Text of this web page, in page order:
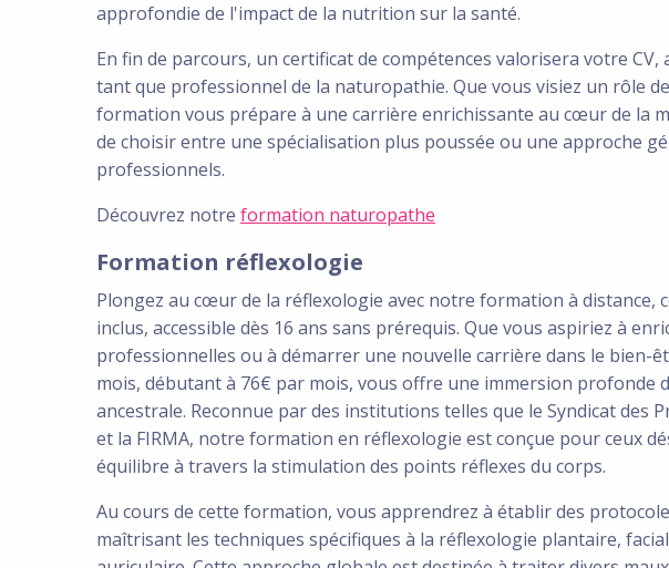
approfondie de l'impact de la nutrition sur la santé.
En fin de parcours, un certificat de compétences valorisera votre
tant que professionnel de la naturopathie. Que vous visiez un rôle
formation vous prépare à une carrière enrichissante au cœur de la
de choisir entre une spécialisation plus poussée ou une approche
professionnels.
Découvrez notre formation naturopathe
Formation réflexologie
Plongez au cœur de la réflexologie avec notre formation à distance,
inclus, accessible dès 16 ans sans prérequis. Que vous aspiriez à
professionnelles ou à démarrer une nouvelle carrière dans le bien-
mois, débutant à 76€ par mois, vous offre une immersion profonde
ancestrale. Reconnue par des institutions telles que le Syndicat des
et la FIRMA, notre formation en réflexologie est conçue pour ceux
équilibre à travers la stimulation des points réflexes du corps.
Au cours de cette formation, vous apprendrez à établir des
maîtrisant les techniques spécifiques à la réflexologie plantaire,